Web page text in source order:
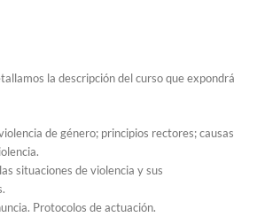
la descripción del curso que expondrá
de género; principios rectores; causas
situaciones de violencia y sus
Protocolos de actuación.